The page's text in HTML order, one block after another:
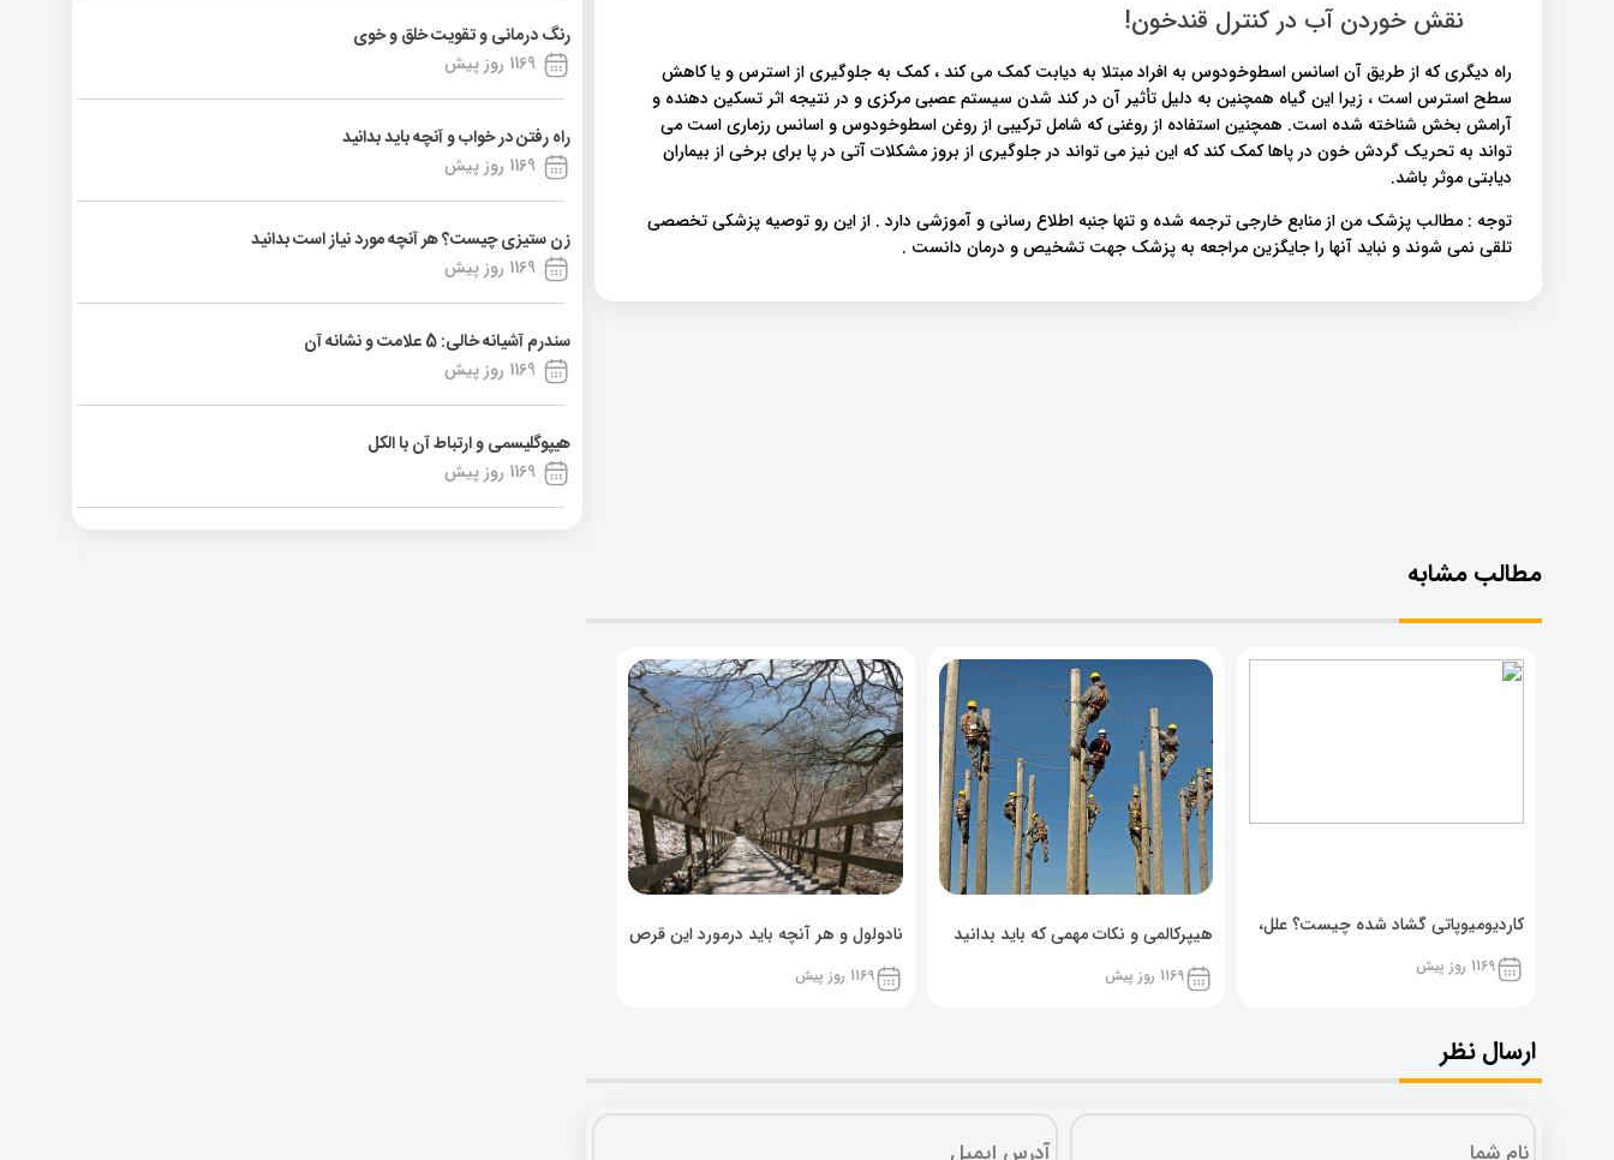
رنگ درمانی و تقویت خلق و خوی
1169 روز پیش
راه رفتن در خواب و آنچه باید بدانید
1169 روز پیش
زن ستیزی چیست؟ هر آنچه مورد نیاز است بدانید
1169 روز پیش
سندرم آشیانه خالی: 5 علامت و نشانه آن
1169 روز پیش
هیپوگلیسمی و ارتباط آن با الکل
1169 روز پیش
نقش خوردن آب در کنترل قندخون!
راه دیگری که از طریق آن اسانس اسطوخودوس به افراد مبتلا به دیابت کمک می کند ، کمک به جلوگیری از استرس و یا کاهش
سطح استرس است ، زیرا این گیاه همچنین به دلیل تأثیر آن در کند شدن سیستم عصبی مرکزی و در نتیجه اثر تسکین دهنده و
آرامش بخش شناخته شده است. همچنین استفاده از روغنی که شامل ترکیبی از روغن اسطوخودوس و اسانس رزماری است می
تواند به تحریک گردش خون در پاها کمک کند که این نیز می تواند در جلوگیری از بروز مشکلات آتی در پا برای برخی از بیماران
دیابتی موثر باشد.
توجه : مطالب پزشک من از منابع خارجی ترجمه شده و تنها جنبه اطلاع رسانی و آموزشی دارد . از این رو توصیه پزشکی تخصصی
تلقی نمی شوند و نباید آنها را جایگزین مراجعه به پزشک جهت تشخیص و درمان دانست .
مطالب مشابه
کاردیومیوپاتی گشاد شده چیست؟ علل،
پیشگیری و نشانه ها
1169 روز پیش
هیپرکالمی و نکات مهمی که باید بدانید
1169 روز پیش
نادولول و هر آنچه باید درمورد این قرص
خوراکی بدانید!
1169 روز پیش
ارسال نظر